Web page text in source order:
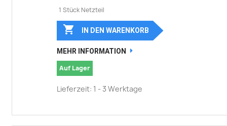
1 Stück Netzteil
 IN DEN WARENKORB
MEHR INFORMATION
Auf Lager
Lieferzeit: 1 - 3 Werktage